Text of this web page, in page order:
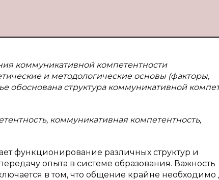
коммуникативной компетентности
и методологические основы (факторы,
обоснована структура коммуникативной
коммуникативная компетентность,
функционирование различных структур и
опыта в системе образования. Важность
в том, что общение крайне необходимо